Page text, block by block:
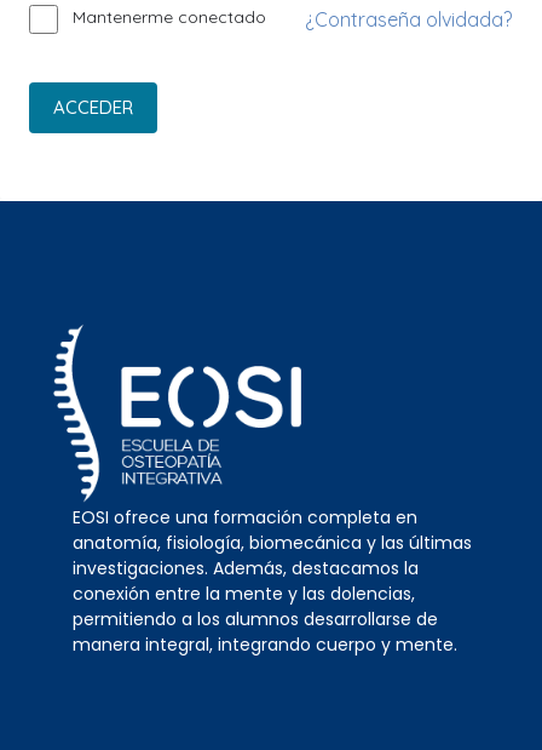
Mantenerme conectado ¿Contraseña olvidada?
ACCEDER
EOSI ofrece una formación completa en
anatomía, fisiología, biomecánica y las últimas
investigaciones. Además, destacamos la
conexión entre la mente y las dolencias,
permitiendo a los alumnos desarrollarse de
manera integral, integrando cuerpo y mente.